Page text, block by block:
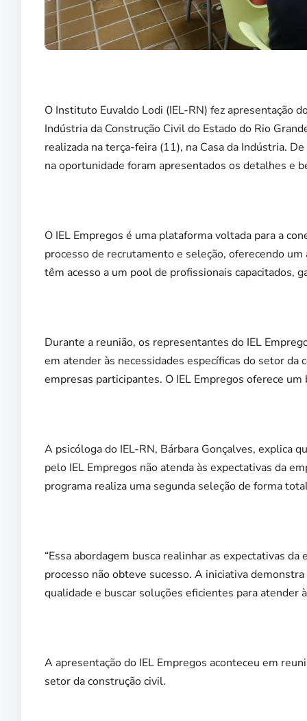
O Instituto Euvaldo Lodi (IEL-RN) fez apresentação
Indústria da Construção Civil do Estado do Rio
realizada na terça-feira (11), na Casa da Indústria.
na oportunidade foram apresentados os detalhes e
O IEL Empregos é uma plataforma voltada para a
processo de recrutamento e seleção, oferecendo
têm acesso a um pool de profissionais capacitados,
Durante a reunião, os representantes do IEL
em atender às necessidades específicas do setor
empresas participantes. O IEL Empregos oferece
A psicóloga do IEL-RN, Bárbara Gonçalves, explica
pelo IEL Empregos não atenda às expectativas da
programa realiza uma segunda seleção de forma
“Essa abordagem busca realinhar as expectativas
processo não obteve sucesso. A iniciativa
qualidade e buscar soluções eficientes para atender
A apresentação do IEL Empregos aconteceu em
setor da construção civil.